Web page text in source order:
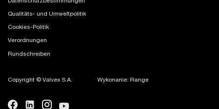
Qualitäts- und Umweltpolitik
Cookies-Politik
Verordnungen
Rundschreiben
Copyright © Valvex S.A. Wykonanie: Range